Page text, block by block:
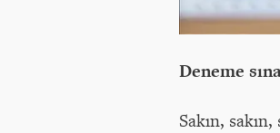
Deneme
Sakın,